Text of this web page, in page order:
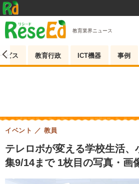
教育業界ニュース
ビス 教育行政 ICT機器 事例
テレロボが変える学校生活、
集9/14まで 1枚目の写真・画
イベント 教員